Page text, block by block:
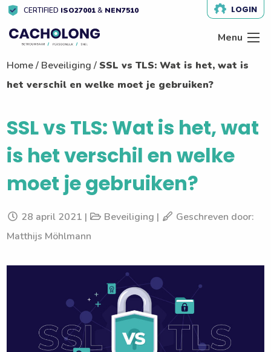
CERTIFIED ISO27001& NEN7510 LOGIN
Menu
Home/ Beveiliging /SSL vs TLS: Wat is het, wat is
het verschil en welke moet je gebruiken?
SSL vs TLS: Wat is het, wat
is het verschil en welke
moet je gebruiken?
28 april 2021 | Beveiliging |
Geschreven door:
Matthijs Möhlmann